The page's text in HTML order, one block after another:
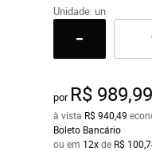
Unidade: un
por R$ 989,99
à vista R$ 940,49
Boleto Bancário
ou em 12xde R$